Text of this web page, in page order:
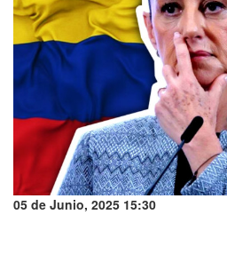
05 de Junio, 2025 15:30